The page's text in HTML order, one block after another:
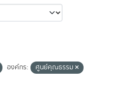
องค์กร:
ศูนย์คุณธรรม